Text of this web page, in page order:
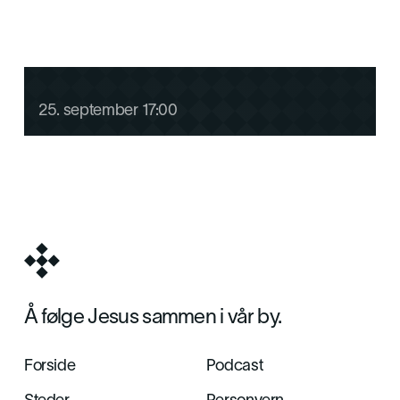
25. september 17:00
Å følge Jesus sammen i vår by.
Forside Podcast